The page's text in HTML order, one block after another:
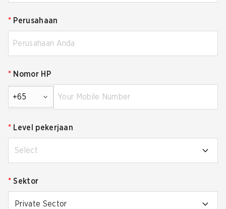
* Perusahaan
* Nomor HP
+65
* Level pekerjaan
Select
* Sektor
Private Sector